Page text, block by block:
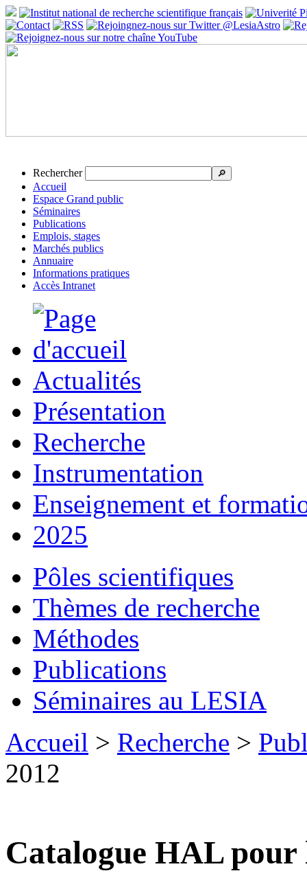
Rechercher 🔎
Accueil
Espace Grand public
Séminaires
Publications
Emplois, stages
Marchés publics
Annuaire
Informations pratiques
Accès Intranet
Actualités
Présentation
Recherche
Instrumentation
Enseignement et
2025
Pôles scientifiques
Thèmes de recherche
Méthodes
Publications
Séminaires au LESIA
Accueil > Recherche >
2012
Catalogue HAL pour